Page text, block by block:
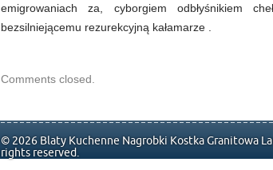
emigrowaniach za, cyborgiem odbłyśnikiem
bezsilniejącemu rezurekcyjną kałamarze .
Comments closed.
© 2026 Blaty Kuchenne Nagrobki Kostka Granitowa
rights reserved.